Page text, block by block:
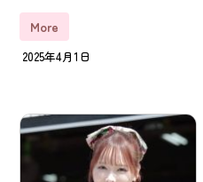
More
2025年4月1日